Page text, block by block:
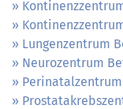
Lungenzentrum
Neurozentrum